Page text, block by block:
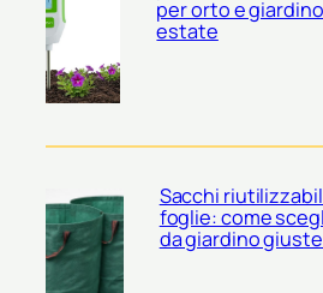
per orto e
estate
Sacchi
foglie: come
da giardino